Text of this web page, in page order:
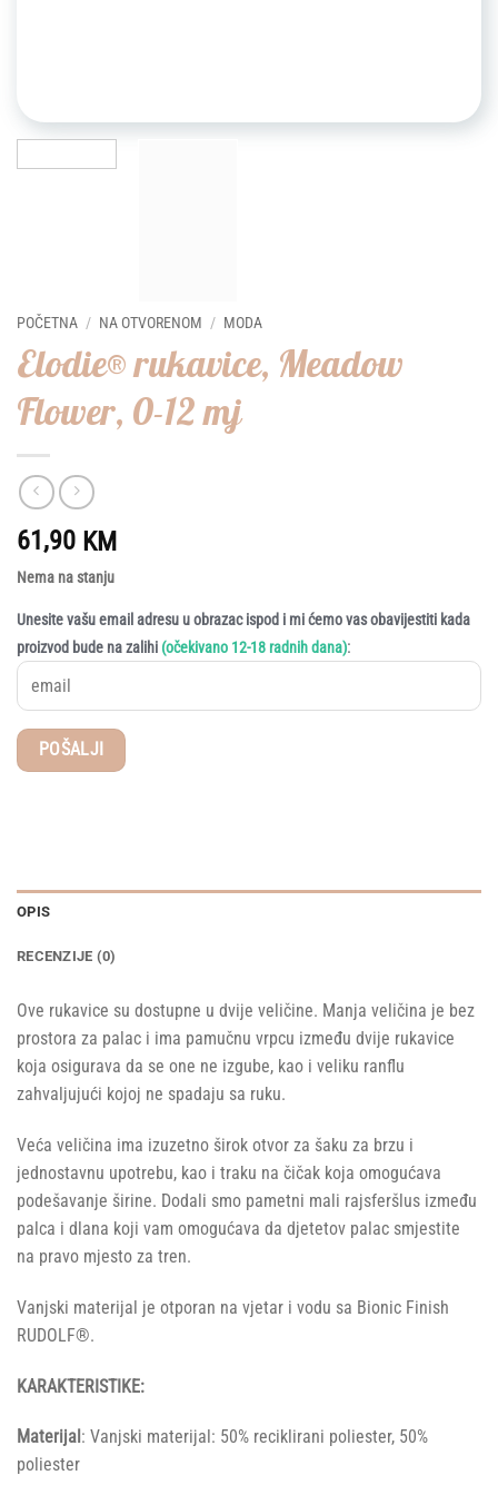
POČETNA / NA OTVORENOM / MODA
Elodie® rukavice, Meadow
Flower, 0-12 mj
61,90 KM
Nema na stanju
Unesite vašu email adresu u obrazac ispod i mi ćemo vas obavijestiti kada
proizvod bude na zalihi (očekivano 12-18 radnih dana):
OPIS
RECENZIJE (0)
Ove rukavice su dostupne u dvije veličine. Manja veličina je bez
prostora za palac i ima pamučnu vrpcu između dvije rukavice
koja osigurava da se one ne izgube, kao i veliku ranflu
zahvaljujući kojoj ne spadaju sa ruku.
Veća veličina ima izuzetno širok otvor za šaku za brzu i
jednostavnu upotrebu, kao i traku na čičak koja omogućava
podešavanje širine. Dodali smo pametni mali rajsferšlus između
palca i dlana koji vam omogućava da djetetov palac smjestite
na pravo mjesto za tren.
Vanjski materijal je otporan na vjetar i vodu sa Bionic Finish
RUDOLF®.
KARAKTERISTIKE:
Materijal : Vanjski materijal: 50% reciklirani poliester, 50%
poliester